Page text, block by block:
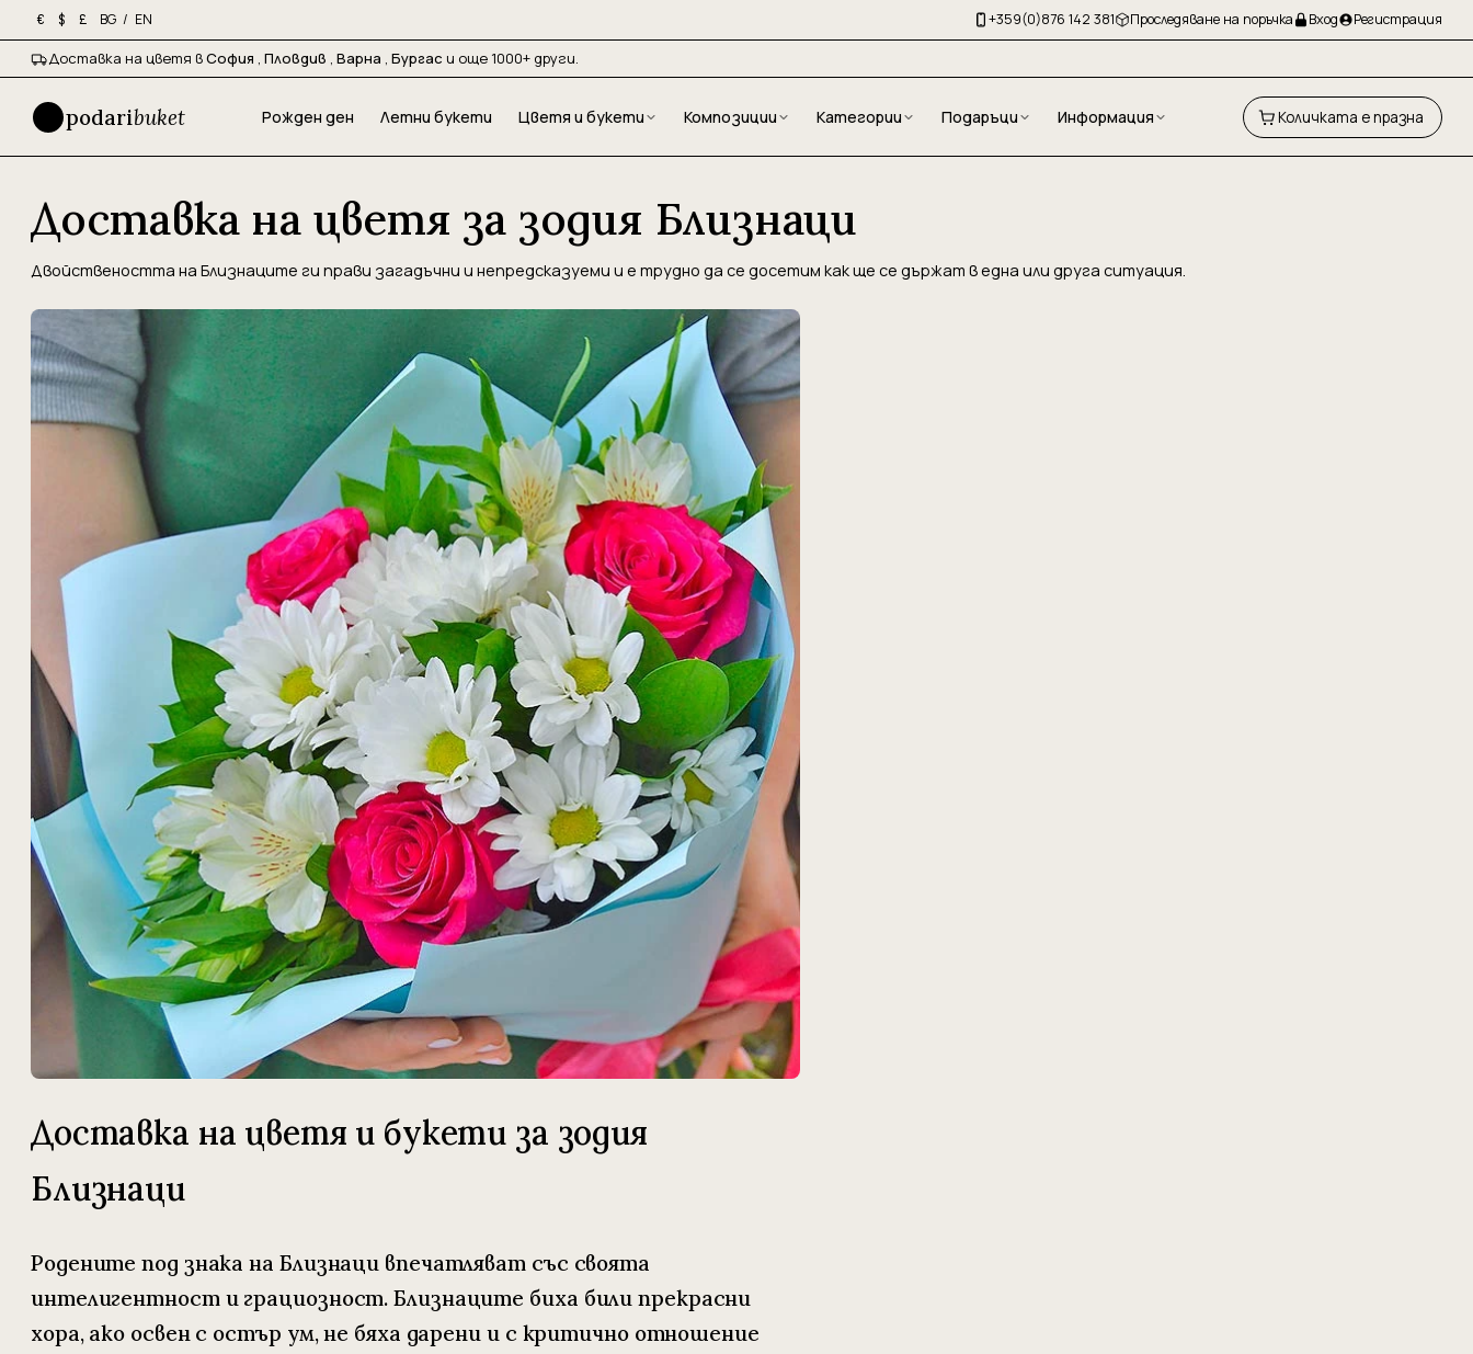
€ $ £ BG / EN +359(0)876 142 381 Проследяване на поръчка Вход Регистрация
Доставка на цветя вСофия , Пловдив , Варна , Бургас и още 1000+ други.
podaribuket Рожден ден Летни букети Цветя и букети Композиции Категории Подаръци Информация Количката е празна
Доставка на цветя за зодия Близнаци
Двойствеността на Близнаците ги прави загадъчни и непредсказуеми и е трудно да се досетим как ще се държат в една или друга ситуация.
Доставка на цветя и букети за зодия
Близнаци
Родените под знака на Близнаци впечатляват със своята
интелигентност и грациозност. Близнаците биха били прекрасни
хора, ако освен с остър ум, не бяха дарени и с критично отношение